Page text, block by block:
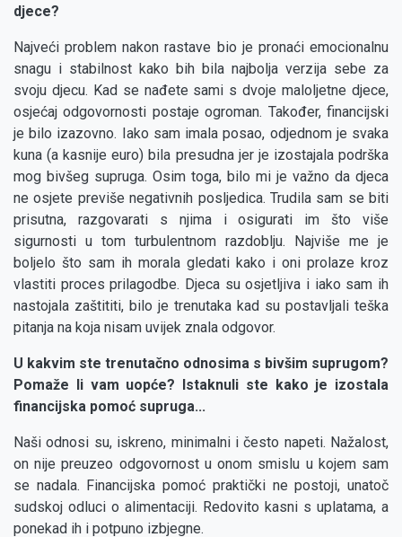
djece?
Najveći problem nakon rastave bio je pronaći emocionalnu
snagu i stabilnost kako bih bila najbolja verzija sebe za
svoju djecu. Kad se nađete sami s dvoje maloljetne djece,
osjećaj odgovornosti postaje ogroman. Također, financijski
je bilo izazovno. Iako sam imala posao, odjednom je svaka
kuna (a kasnije euro) bila presudna jer je izostajala podrška
mog bivšeg supruga. Osim toga, bilo mi je važno da djeca
ne osjete previše negativnih posljedica. Trudila sam se biti
prisutna, razgovarati s njima i osigurati im što više
sigurnosti u tom turbulentnom razdoblju. Najviše me je
boljelo što sam ih morala gledati kako i oni prolaze kroz
vlastiti proces prilagodbe. Djeca su osjetljiva i iako sam ih
nastojala zaštititi, bilo je trenutaka kad su postavljali teška
pitanja na koja nisam uvijek znala odgovor.
U kakvim ste trenutačno odnosima s bivšim suprugom?
Pomaže li vam uopće? Istaknuli ste kako je izostala
financijska pomoć supruga...
Naši odnosi su, iskreno, minimalni i često napeti. Nažalost,
on nije preuzeo odgovornost u onom smislu u kojem sam
se nadala. Financijska pomoć praktički ne postoji, unatoč
sudskoj odluci o alimentaciji. Redovito kasni s uplatama, a
ponekad ih i potpuno izbjegne.